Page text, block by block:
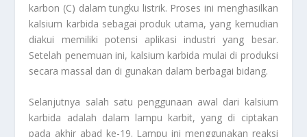
karbon (C) dalam tungku listrik. Proses ini menghasilkan
kalsium karbida sebagai produk utama, yang kemudian
diakui memiliki potensi aplikasi industri yang besar.
Setelah penemuan ini, kalsium karbida mulai di produksi
secara massal dan di gunakan dalam berbagai bidang.
Selanjutnya salah satu penggunaan awal dari kalsium
karbida adalah dalam lampu karbit, yang di ciptakan
pada akhir abad ke-19. Lampu ini menggunakan reaksi